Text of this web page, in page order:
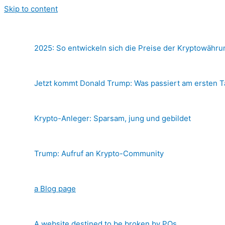
Skip to content
2025: So entwickeln sich die Preise der
Jetzt kommt Donald Trump: Was passiert am ersten
Krypto-Anleger: Sparsam, jung und gebildet
Trump: Aufruf an Krypto-Community
a Blog page